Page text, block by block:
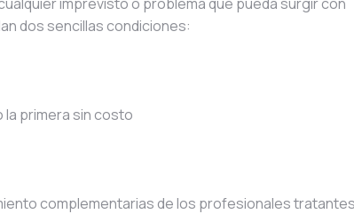
dos sencillas condiciones:
la primera sin costo
complementarias de los profesionales tratantes